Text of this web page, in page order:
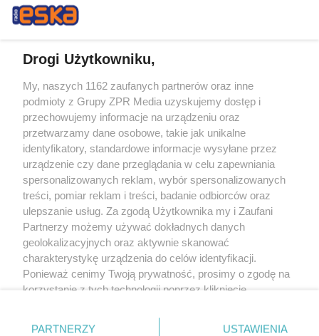
Żaden utwór zamieszczony w serwisie nie może być powielany i
rozpowszechniany lub dalej rozpowszechniany w jakikolwiek sposób (w
tym także elektroniczny lub mechaniczny) na jakimkolwiek polu
eksploatacji w jakiejkolwiek formie, włącznie z umieszczaniem w Internecie
bez pisemnej zgody właściciela praw. Jakiekolwiek użycie lub
wykorzystanie utworów w całości lub w części z naruszeniem prawa, tzn.
bez właściwej zgody, jest zabronione pod groźbą kary i może być ścigane
prawnie.
O nas
Drogi Użytkowniku,
My, naszych 1162 zaufanych partnerów oraz inne
podmioty z Grupy ZPR Media uzyskujemy dostęp i
przechowujemy informacje na urządzeniu oraz
przetwarzamy dane osobowe, takie jak unikalne
identyfikatory, standardowe informacje wysyłane przez
urządzenie czy dane przeglądania w celu zapewniania
spersonalizowanych reklam, wybór spersonalizowanych
treści, pomiar reklam i treści, badanie odbiorców oraz
ulepszanie usług. Za zgodą Użytkownika my i Zaufani
Partnerzy możemy używać dokładnych danych
geolokalizacyjnych oraz aktywnie skanować
charakterystykę urządzenia do celów identyfikacji.
Ponieważ cenimy Twoją prywatność, prosimy o zgodę na
korzystanie z tych technologii poprzez kliknięcie
zmienić/wycofać klikając przycisk ustawień prywatności
PARTNERZY USTAWIENIA